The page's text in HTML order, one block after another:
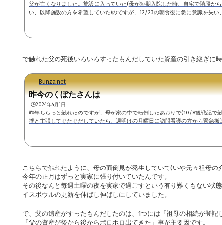
父が亡くなりました。施設に入っていた(母が短期入院した時、自宅で階段か
い、以降施設の方を希望していた)のですが、12/23の朝食後に急に意識を失い
の検死を受けて「虚血性心疾患の疑い」という診断を受けました。あまりに急
で触れた父の死後いろいろすったもんだしていた資産の引き継ぎに
Bunza.net
昨今のくぼたさんは
🕒️2024年4月1日
昨年ちらっと触れたのですが、母が家の中で転倒したあおりで(10/8観戦記で
撲と主張してぐたぐだしていたら、週明けの月曜日に訪問看護の方から緊急搬
再入院するハメに。それが12月中旬に退院したんですが、ケアマネから「ヘル
こちらで触れたように、母の面倒見が発生していて(いや元々祖母
今年の正月はずっと実家に張り付いていたんです。
その後なんと毎週土曜の夜を実家で過ごすという有り難くもない状
イスボウルの更新を伸ばし伸ばしにしていました。
で、父の遺産がすったもんだしたのは、1つには「祖母の相続が登
「父の資産が後から後からポロポロ出てきた」事が主要因です。